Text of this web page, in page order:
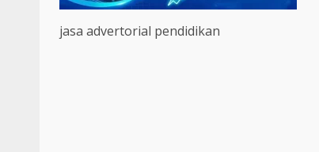
jasa advertorial pendidikan